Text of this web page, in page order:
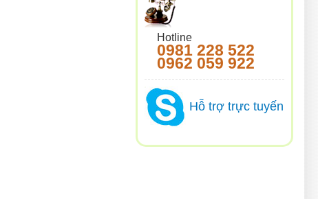
Hotline
0981 228 522
0962 059 922
Hỗ trợ trực tuyến